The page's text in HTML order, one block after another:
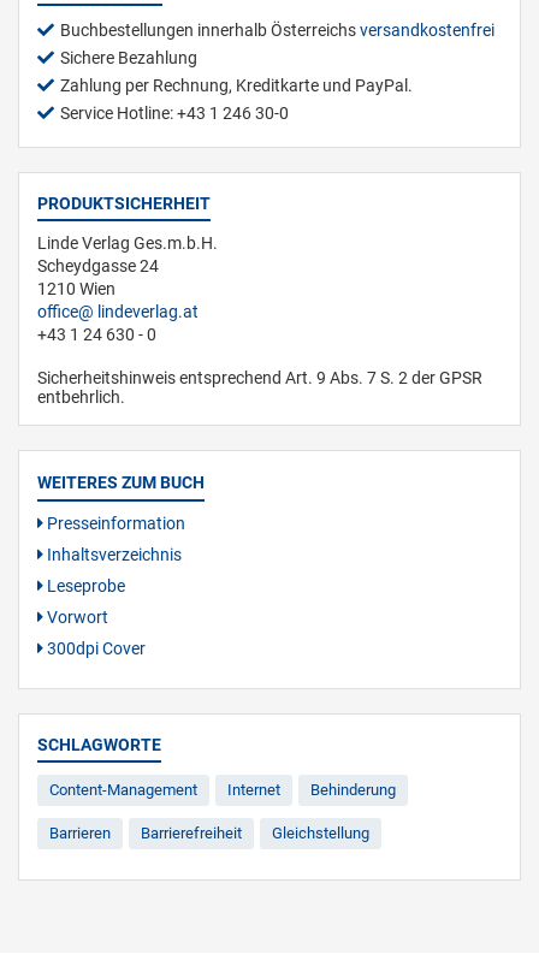
Buchbestellungen innerhalb Österreichsversandkostenfrei
Sichere Bezahlung
Zahlung per Rechnung, Kreditkarte und PayPal.
Service Hotline: +43 1 246 30-0
PRODUKTSICHERHEIT
Linde Verlag Ges.m.b.H.
Scheydgasse 24
1210 Wien
office
lindeverlag.at
+43 1 24 630 - 0
Sicherheitshinweis entsprechend Art. 9 Abs. 7 S. 2 der GPSR
entbehrlich.
WEITERES ZUM BUCH
Presseinformation
Inhaltsverzeichnis
Leseprobe
Vorwort
300dpi Cover
SCHLAGWORTE
Content-Management Internet Behinderung
Barrieren Barrierefreiheit Gleichstellung